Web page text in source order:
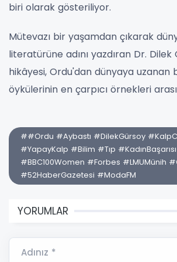
biri olarak gösteriliyor.
Mütevazı bir yaşamdan çıkarak
literatürüne adını yazdıran Dr. Dilek
hikâyesi, Ordu'dan dünyaya uzanan
öykülerinin en çarpıcı örnekleri
##Ordu #Aybastı #DilekGürsoy
#YapayKalp #Bilim #Tıp #KadınBaşarısı
#BBC100Women #Forbes #LMUMünih
#52HaberGazetesi #ModaFM
YORUMLAR
Adınız *